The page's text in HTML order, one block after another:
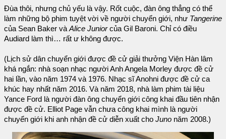
Đùa thôi, nhưng chủ yếu là vậy. Rốt cuộc, đàn ông thẳng có thể
làm những bộ phim tuyệt vời về người chuyển giới, như Tangerine
của Sean Baker vàAlice Juniorcủa Gil Baroni. Chỉ có điều
Audiard làm thì… rất ư không được.
(Lịch sử dân chuyển giới được đề cử giải thưởng Viện Hàn lâm
khá ngắn: nhà soạn nhạc người Anh Angela Morley được đề cử
hai lần, vào năm 1974 và 1976. Nhạc sĩ Anohni được đề cử ca
khúc hay nhất năm 2016. Và năm 2018, nhà làm phim tài liệu
Yance Ford là người đàn ông chuyển giới công khai đầu tiên nhận
được đề cử. Elliot Page vẫn chưa công khai mình là người
chuyển giới khi anh nhận đề cử diễn xuất cho Juno năm 2008.)